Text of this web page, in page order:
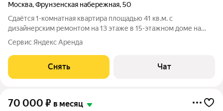
Москва,Фрунзенская набережная,50
Сдаётся 1-комнатная квартира площадью 41 кв.м. с
дизайнерским ремонтом на 13 этаже в 15-этажном доме на
срок от 11 месяцев. В квартире есть сушилка для белья. Из
техники есть: Телевизор Духовой шкаф Стиральная машина
Холодильник Посудомоечная
Сервис Яндекс Аренда
Снять Чат
70 000 ₽ в месяц